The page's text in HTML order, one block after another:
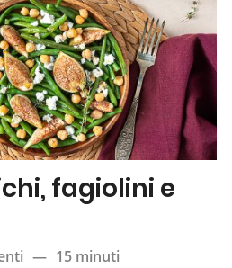
fagiolini e
— 15 minuti